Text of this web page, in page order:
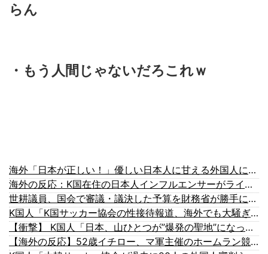
らん
・もう人間じゃないだろこれｗ
海外「日本が正しい！」優しい日本人に甘える外国人に海外が大騒ぎ
海外の反応：K国在住の日本人インフルエンサーがライブ配信中に自〇、Kポップファンから嫌がらせか
世耕議員、国会で審議・議決した予算を財務省が勝手に３兆円動かしていると指摘・問題視
K国人「K国サッカー協会の性接待報道、海外でも大騒ぎに・・・2002年W杯4強の記録取り消しの声も」→「マジで国の恥だ」「2002年まで疑う価値があ...
【衝撃】 K国人「日本、山ひとつが”爆発の聖地”になってる」
【海外の反応】52歳イチロー、マ軍主催のホームラン競争で柵越えを連発「現役時代の噂は本当だったんだな…」